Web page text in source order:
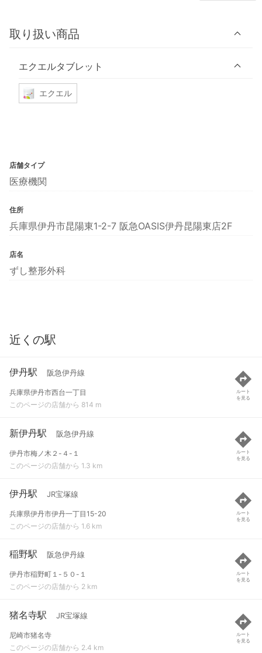
取り扱い商品
エクエルタブレット
エクエル
店舗タイプ
医療機関
住所
兵庫県伊丹市昆陽東1-2-7 阪急OASIS伊丹昆陽東店2F
店名
ずし整形外科
近くの駅
伊丹駅 阪急伊丹線
兵庫県伊丹市西台一丁目
このページの店舗から 814 m
ルート
を見る
新伊丹駅 阪急伊丹線
伊丹市梅ノ木２-４-１
このページの店舗から 1.3 km
ルート
を見る
伊丹駅 JR宝塚線
兵庫県伊丹市伊丹一丁目15-20
このページの店舗から 1.6 km
ルート
を見る
稲野駅 阪急伊丹線
伊丹市稲野町１-５０-１
このページの店舗から 2 km
ルート
を見る
猪名寺駅 JR宝塚線
尼崎市猪名寺
このページの店舗から 2.4 km
ルート
を見る